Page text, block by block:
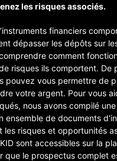
les risques associés.
financiers
dépasser les dépôts sur
comment
risques ils comportent. De
pouvez vous permettre de
votre argent. Pour vous
nous avons compilé une
ensemble de documents
les risques et opportunités
sont accessibles sur la
que le prospectus complet